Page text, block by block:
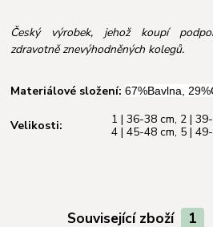
Český výrobek, jehož koupí
zdravotně znevýhodněných kolegů.
Materiálové složení:67%Bavlna,
Velikosti: 1 | 36-38 cm, 2 |
4 | 45-48 cm, 5 |
Související zboží 1